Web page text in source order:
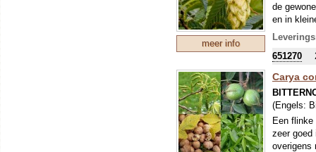
meer info
de
en in
het
weinig
651270
Carya
(Engels:
Een
zeer goed
overigens